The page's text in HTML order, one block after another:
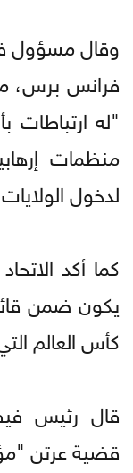
وقال مسؤول في
فرانس برس،
"له
منظمات
لدخول
كما أكد
يكون ضمن
كأس العالم
قال رئيس
قضية عرتن